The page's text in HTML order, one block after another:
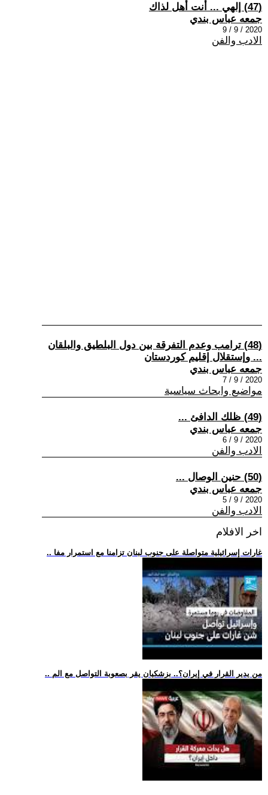
(47) إلهي ... أنت أهل لذاك
جمعه عباس بندي
2020 / 9 / 9
الادب والفن
(48) ترامب وعدم التفرقة بين دول البلطيق والبلقان
... وإستقلال إقليم كوردستان
جمعه عباس بندي
2020 / 9 / 7
مواضيع وابحاث سياسية
(49) ظلك الدافئ ...
جمعه عباس بندي
2020 / 9 / 6
الادب والفن
(50) حنين الوصال ...
جمعه عباس بندي
2020 / 9 / 5
الادب والفن
اخر الافلام
.. غارات إسرائيلية متواصلة على جنوب لبنان تزامنا مع استمرار مفا
.. من يدير القرار في إيران؟.. بزشكيان يقر بصعوبة التواصل مع الم